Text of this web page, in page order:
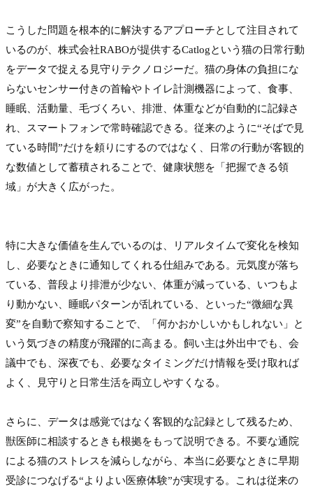
こうした問題を根本的に解決するアプローチとして注目されて
いるのが、株式会社RABOが提供するCatlogという猫の日常行動
をデータで捉える見守りテクノロジーだ。猫の身体の負担にな
らないセンサー付きの首輪やトイレ計測機器によって、食事、
睡眠、活動量、毛づくろい、排泄、体重などが自動的に記録さ
れ、スマートフォンで常時確認できる。従来のように“そばで見
ている時間”だけを頼りにするのではなく、日常の行動が客観的
な数値として蓄積されることで、健康状態を「把握できる領
域」が大きく広がった。
特に大きな価値を生んでいるのは、リアルタイムで変化を検知
し、必要なときに通知してくれる仕組みである。元気度が落ち
ている、普段より排泄が少ない、体重が減っている、いつもよ
り動かない、睡眠パターンが乱れている、といった“微細な異
変”を自動で察知することで、「何かおかしいかもしれない」と
いう気づきの精度が飛躍的に高まる。飼い主は外出中でも、会
議中でも、深夜でも、必要なタイミングだけ情報を受け取れば
よく、見守りと日常生活を両立しやすくなる。
さらに、データは感覚ではなく客観的な記録として残るため、
獣医師に相談するときも根拠をもって説明できる。不要な通院
による猫のストレスを減らしながら、本当に必要なときに早期
受診につなげる“よりよい医療体験”が実現する。これは従来の